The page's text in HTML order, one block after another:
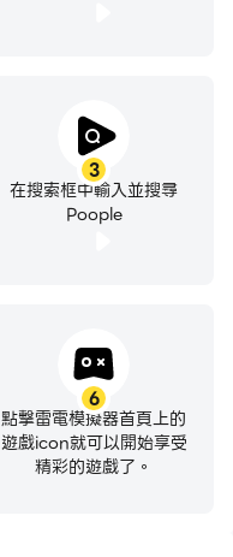
3
在搜索框中輸入並搜尋
Poople
6
點擊雷電模擬器首頁上的
遊戲icon就可以開始享受
精彩的遊戲了。